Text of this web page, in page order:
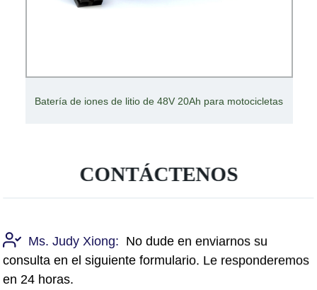
Batería de iones de litio de 48V 20Ah para motocicletas
CONTÁCTENOS
Ms. Judy Xiong: No dude en enviarnos su
consulta en el siguiente formulario. Le responderemos
en 24 horas.